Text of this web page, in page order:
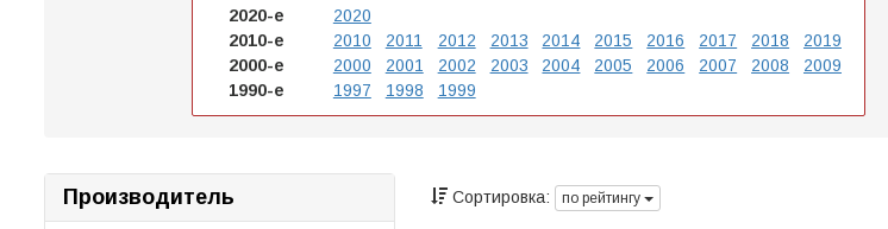
2020-е
2020
2010-е
2010 2011 2012 2013 2014 2015 2016 2017 2018
2019
2000-е
2000 2001 2002 2003 2004 2005 2006 2007 2008
2009
1990-е
1997 1998 1999
Производитель Сортировка: по рейтингу